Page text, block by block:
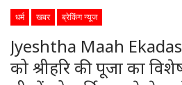
धर्म खबर ब्रेकिंग न्यूज
Jyeshtha Maah
को श्रीहरि की पूजा का